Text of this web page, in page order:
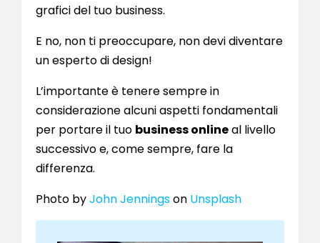
grafici del tuo business.
E no, non ti preoccupare, non devi diventare
un esperto di design!
L’importante è tenere sempre in
considerazione alcuni aspetti fondamentali
per portare il tuo business onlineal livello
successivo e, come sempre, fare la
differenza.
Photo byJohn Jenningson Unsplash